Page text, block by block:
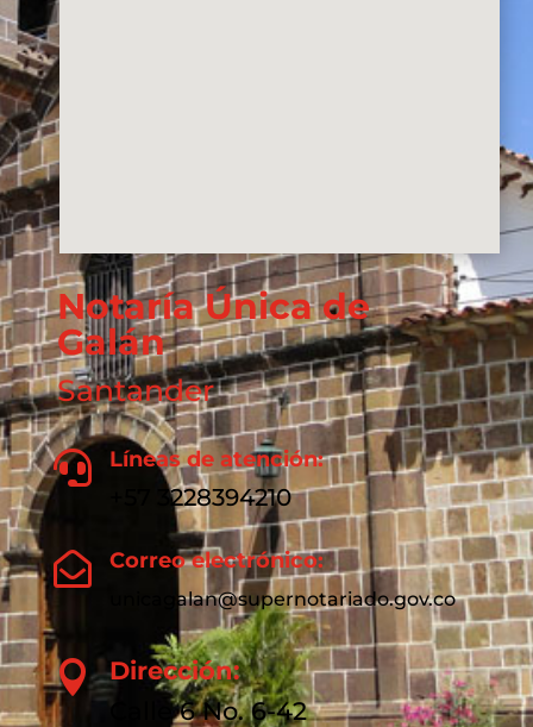
Notaría Única de
Galán
Santander
 Líneas de atención:
+57 3228394210
 Correo electrónico:
unicagalan@supernotariado.gov.co
 Dirección:
Calle 6 No. 6-42